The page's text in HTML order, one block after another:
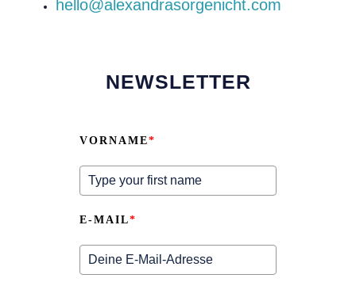
hello@alexandrasorgenicht.com
NEWSLETTER
VORNAME*
E-MAIL*